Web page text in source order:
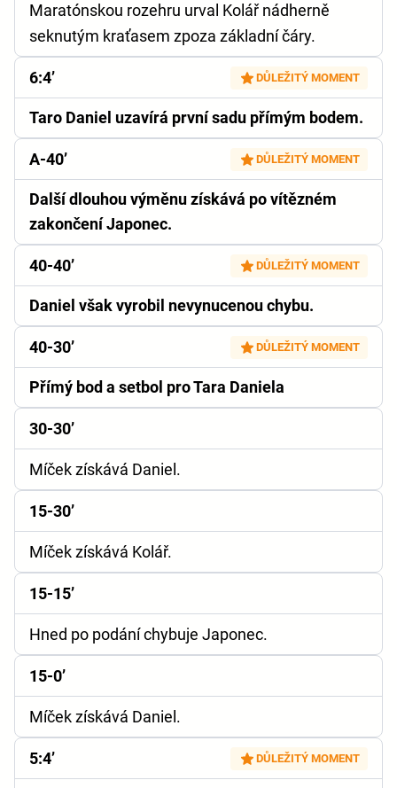
Maratónskou rozehru urval Kolář nádherně
seknutým kraťasem zpoza základní čáry.
6:4’ DŮLEŽITÝ MOMENT
Taro Daniel uzavírá první sadu přímým bodem.
A-40’ DŮLEŽITÝ MOMENT
Další dlouhou výměnu získává po vítězném
zakončení Japonec.
40-40’ DŮLEŽITÝ MOMENT
Daniel však vyrobil nevynucenou chybu.
40-30’ DŮLEŽITÝ MOMENT
Přímý bod a setbol pro Tara Daniela
30-30’
Míček získává Daniel.
15-30’
Míček získává Kolář.
15-15’
Hned po podání chybuje Japonec.
15-0’
Míček získává Daniel.
5:4’ DŮLEŽITÝ MOMENT